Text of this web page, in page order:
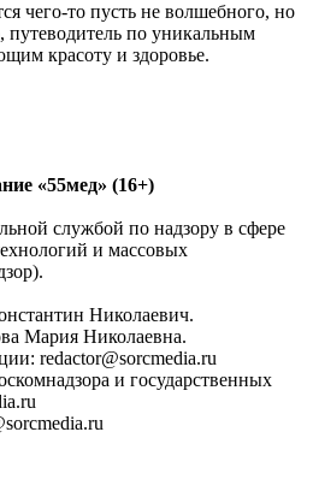
чего-то пусть не волшебного, но
путеводитель по уникальным
красоту и здоровье.
«55мед» (16+)
службой по надзору в сфере
и массовых
Николаевич.
Мария Николаевна.
redactor@sorcmedia.ru
и государственных